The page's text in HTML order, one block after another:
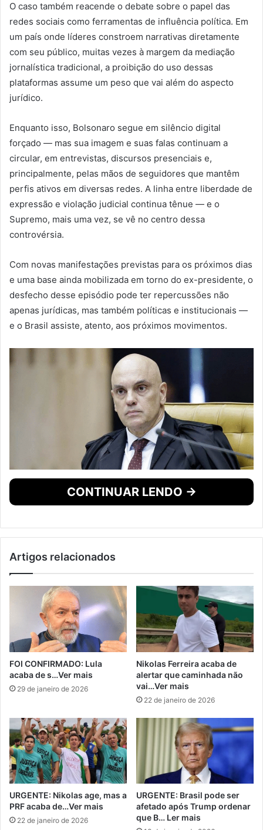
O caso também reacende o debate sobre o papel das
redes sociais como ferramentas de influência política. Em
um país onde líderes constroem narrativas diretamente
com seu público, muitas vezes à margem da mediação
jornalística tradicional, a proibição do uso dessas
plataformas assume um peso que vai além do aspecto
jurídico.
Enquanto isso, Bolsonaro segue em silêncio digital
forçado — mas sua imagem e suas falas continuam a
circular, em entrevistas, discursos presenciais e,
principalmente, pelas mãos de seguidores que mantêm
perfis ativos em diversas redes. A linha entre liberdade de
expressão e violação judicial continua tênue — e o
Supremo, mais uma vez, se vê no centro dessa
controvérsia.
Com novas manifestações previstas para os próximos dias
e uma base ainda mobilizada em torno do ex-presidente, o
desfecho desse episódio pode ter repercussões não
apenas jurídicas, mas também políticas e institucionais —
e o Brasil assiste, atento, aos próximos movimentos.
CONTINUAR LENDO →
Artigos relacionados
FOI CONFIRMADO: Lula
acaba de s…Ver mais
29 de janeiro de 2026
Nikolas Ferreira acaba de
alertar que caminhada não
vai…Ver mais
22 de janeiro de 2026
URGENTE: Nikolas age, mas a
PRF acaba de…Ver mais
22 de janeiro de 2026
URGENTE: Brasil pode ser
afetado após Trump ordenar
que B… Ler mais